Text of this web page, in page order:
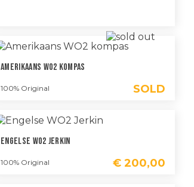
Amerikaans WO2 Kompas
100% Original SOLD
Engelse WO2 Jerkin
100% Original € 200,00